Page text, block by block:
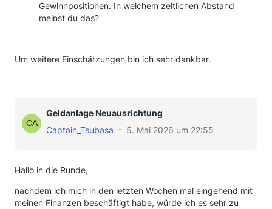
Gewinnpositionen. In welchem zeitlichen Abstand
meinst du das?
Um weitere Einschätzungen bin ich sehr dankbar.
Geldanlage Neuausrichtung
Captain_Tsubasa
5. Mai 2026 um 22:55
Hallo in die Runde,
nachdem ich mich in den letzten Wochen mal eingehend mit
meinen Finanzen beschäftigt habe, würde ich es sehr zu